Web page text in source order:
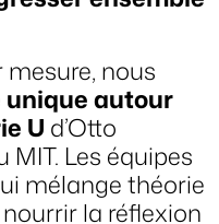
nous
autour
U d’Otto
Les équipes
mélange théorie
la réflexion